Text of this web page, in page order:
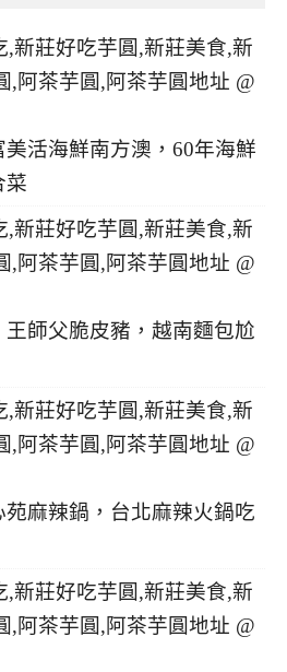
美活海鮮南方澳，60年海鮮
菜
王師父脆皮豬，越南麵包尬
苑麻辣鍋，台北麻辣火鍋吃